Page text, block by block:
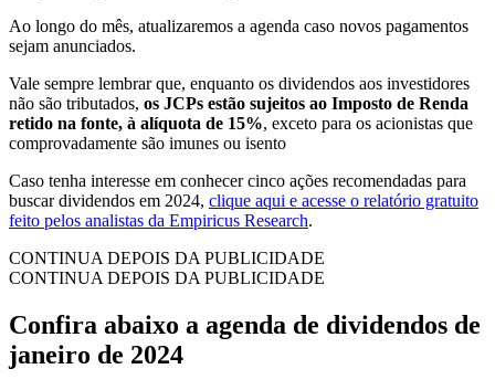
Ao longo do mês, atualizaremos a agenda caso novos pagamentos
sejam anunciados.
Vale sempre lembrar que, enquanto os dividendos aos investidores
não são tributados, os JCPs estão sujeitos ao Imposto de Renda
retido na fonte, à alíquota de 15%, exceto para os acionistas que
comprovadamente são imunes ou isento
Caso tenha interesse em conhecer cinco ações recomendadas para
buscar dividendos em 2024, clique aqui e acesse o relatório gratuito
feito pelos analistas da Empiricus Research.
CONTINUA DEPOIS DA PUBLICIDADE
CONTINUA DEPOIS DA PUBLICIDADE
Confira abaixo a agenda de dividendos de
janeiro de 2024